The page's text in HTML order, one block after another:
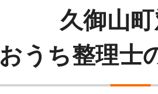
久御山
おうち整理士